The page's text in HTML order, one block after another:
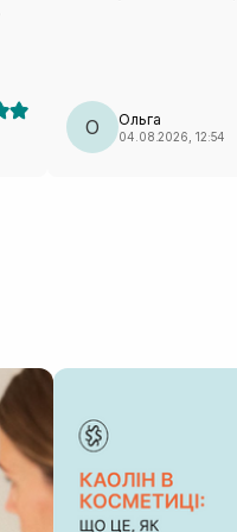
О Ольга
04.08.2026, 12:54